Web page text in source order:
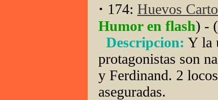
· 174: Huevos
Humor en flash) - (
Descripcion: Y la
protagonistas son
y Ferdinand. 2
aseguradas.